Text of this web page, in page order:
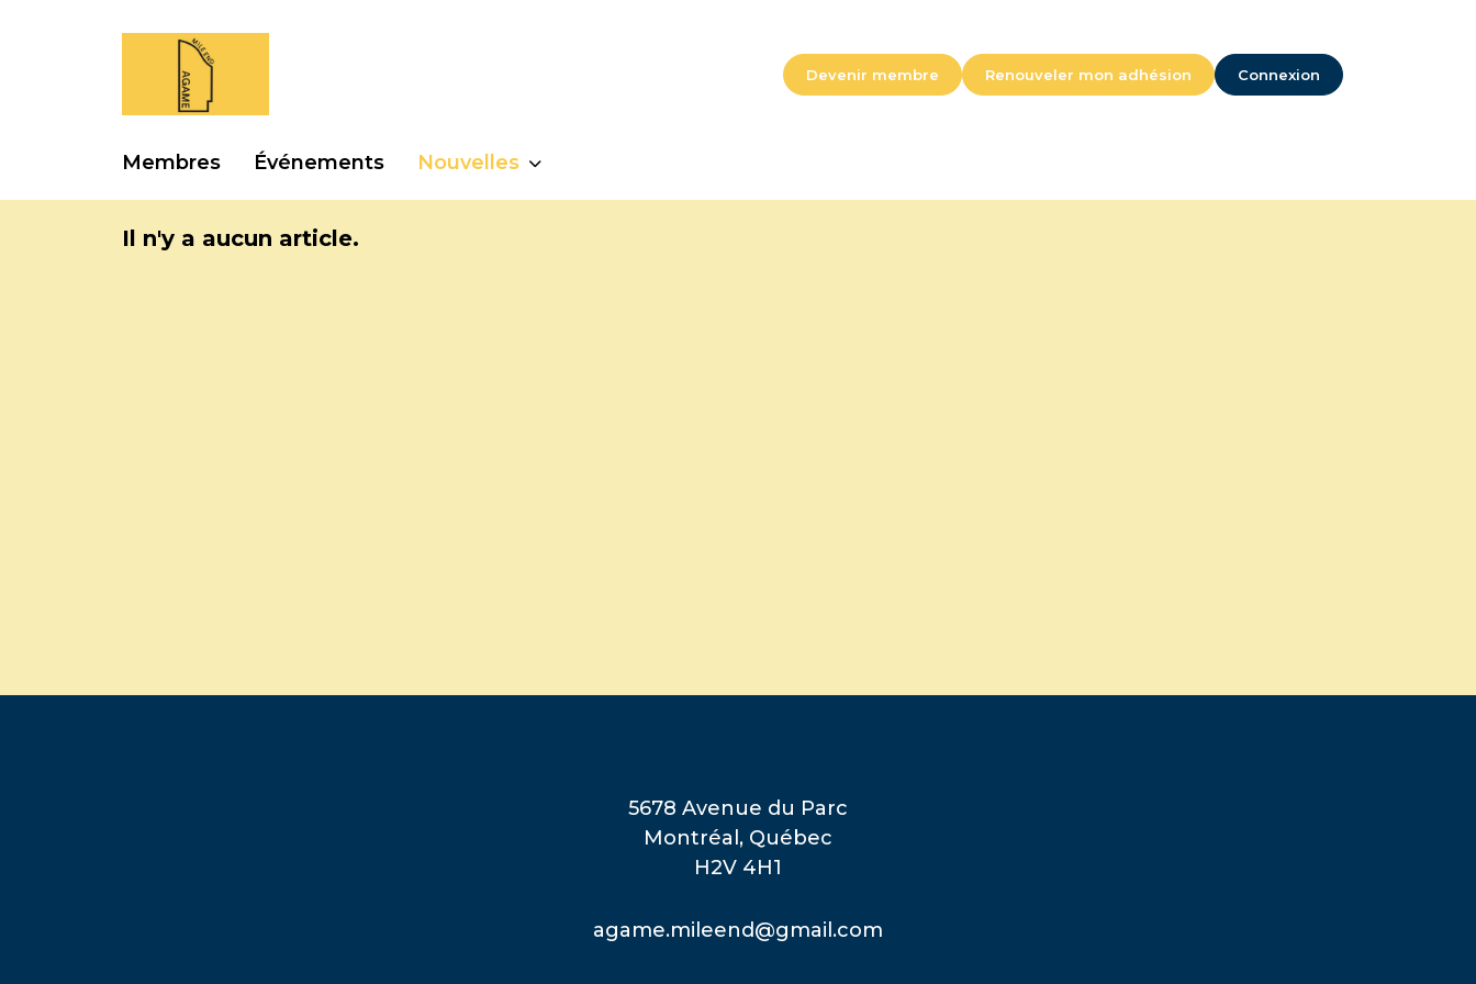
Devenir membre Renouveler mon adhésion Connexion
Membres Événements Nouvelles
Il n'y a aucun article.
5678 Avenue du Parc
Montréal, Québec
H2V 4H1
agame.mileend@gmail.com